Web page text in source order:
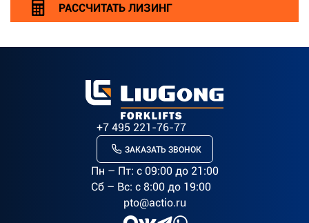
РАССЧИТАТЬ ЛИЗИНГ
+7 495 221-76-77
ЗАКАЗАТЬ ЗВОНОК
Пн – Пт: c 09:00 до 21:00
Сб – Вс: с 8:00 до 19:00
pto@actio.ru